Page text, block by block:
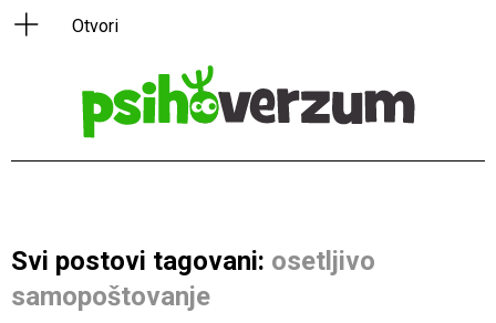
Svi postovi tagovani: osetljivo
samopoštovanje